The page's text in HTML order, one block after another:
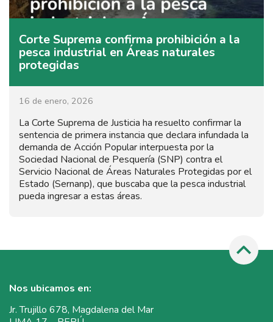
Corte Suprema confirma prohibición a la
pesca industrial en Áreas naturales
protegidas
16 de enero, 2026
La Corte Suprema de Justicia ha resuelto confirmar la
sentencia de primera instancia que declara infundada la
demanda de Acción Popular interpuesta por la
Sociedad Nacional de Pesquería (SNP) contra el
Servicio Nacional de Áreas Naturales Protegidas por el
Estado (Sernanp), que buscaba que la pesca industrial
pueda ingresar a estas áreas.
Nos ubicamos en:
Jr. Trujillo 678, Magdalena del Mar